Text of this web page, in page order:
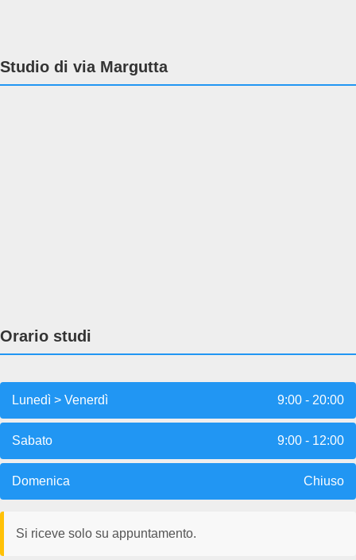
Studio di via Margutta
Orario studi
Lunedì > Venerdì 9:00 - 20:00
Sabato 9:00 - 12:00
Domenica Chiuso
Si riceve solo su appuntamento.